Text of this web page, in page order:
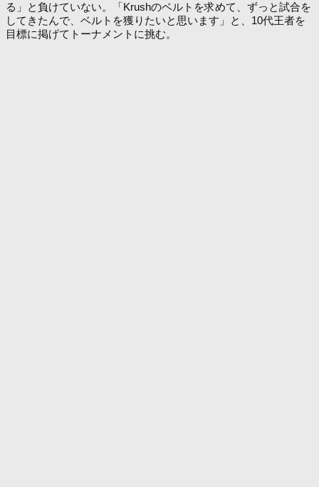
る」と負けていない。「Krushのベルトを求めて、ずっと試合を
してきたんで、ベルトを獲りたいと思います」と、10代王者を
目標に掲げてトーナメントに挑む。